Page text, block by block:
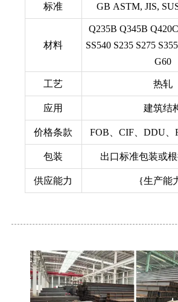
标准 GB ASTM, JIS,
材料
Q235B Q345B
SS540 S235 S275
G60
工艺 热轧
应用 建筑结
价格条款 FOB、CIF、DDU
包装 出口标准包装或
供应能力 {生产能